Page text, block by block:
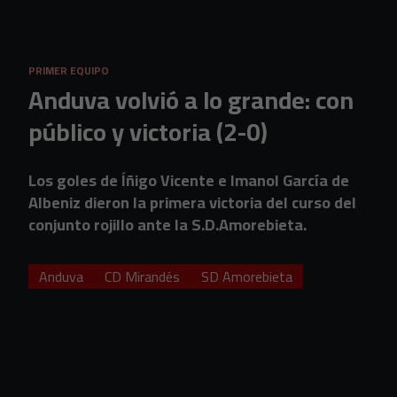
PRIMER EQUIPO
Anduva volvió a lo grande: con
público y victoria (2-0)
Los goles de Íñigo Vicente e Imanol García de
Albeniz dieron la primera victoria del curso del
conjunto rojillo ante la S.D.Amorebieta.
Anduva CD Mirandés SD Amorebieta